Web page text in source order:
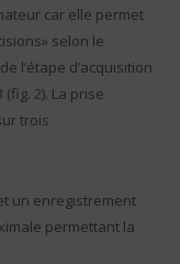
car elle permet
selon le
l’étape d’acquisition
(fig. 2). La prise
trois
un enregistrement
permettant la